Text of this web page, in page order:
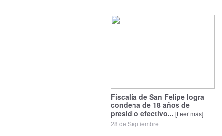
Fiscalía de San Felipe logra
condena de 18 años de
presidio efectivo... [Leer más]
28 de Septiembre